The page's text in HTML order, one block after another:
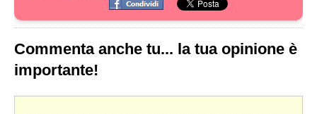
Commenta anche tu... la tua opinione è
importante!